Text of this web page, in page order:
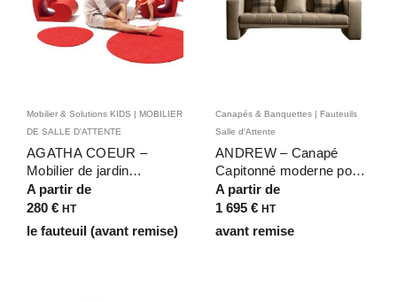
Mobilier & Solutions KIDS | MOBILIER
DE SALLE D'ATTENTE
AGATHA COEUR –
Mobilier de jardin
« Coeur » pour enfant
CMPP CAMSP IME ITEP
A partir de
280 € HT
le fauteuil (avant remise)
Canapés & Banquettes | Fauteuils
Salle d'Attente
ANDREW – Canapé
Capitonné moderne pour
hôtels, salles d’attente et
bureaux directionnels
A partir de
1 695 € HT
avant remise